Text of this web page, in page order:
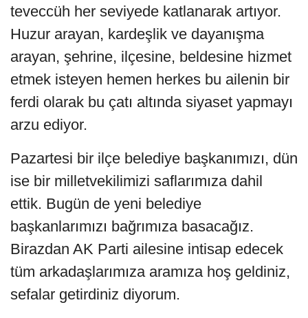
teveccüh her seviyede katlanarak artıyor.
Huzur arayan, kardeşlik ve dayanışma
arayan, şehrine, ilçesine, beldesine hizmet
etmek isteyen hemen herkes bu ailenin bir
ferdi olarak bu çatı altında siyaset yapmayı
arzu ediyor.
Pazartesi bir ilçe belediye başkanımızı, dün
ise bir milletvekilimizi saflarımıza dahil
ettik. Bugün de yeni belediye
başkanlarımızı bağrımıza basacağız.
Birazdan AK Parti ailesine intisap edecek
tüm arkadaşlarımıza aramıza hoş geldiniz,
sefalar getirdiniz diyorum.